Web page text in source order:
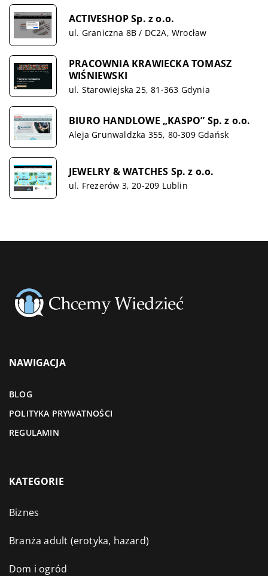
ACTIVESHOP Sp. z o.o.
ul. Graniczna 8B / DC2A, Wrocław
PRACOWNIA KRAWIECKA TOMASZ
WIŚNIEWSKI
ul. Starowiejska 25, 81-363 Gdynia
BIURO HANDLOWE „KASPO” Sp. z o.o.
Aleja Grunwaldzka 355, 80-309 Gdańsk
JEWELRY & WATCHES Sp. z o.o.
ul. Frezerów 3, 20-209 Lublin
NAWIGACJA
BLOG
POLITYKA PRYWATNOŚCI
REGULAMIN
KATEGORIE
Biznes
Branża adult (erotyka, hazard)
Dom i ogród